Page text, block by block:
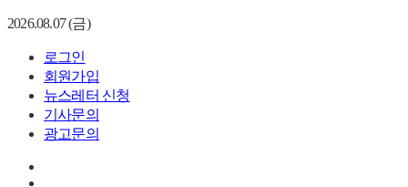
2026.08.07 (금)
로그인
회원가입
뉴스레터 신청
기사문의
광고문의